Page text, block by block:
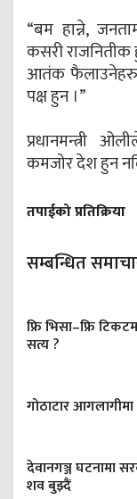
“बम हान्ने,
कसरी राजनितीक
आतंक फैलाउनेहरु
पक्ष हुन ।”
प्रधानमन्त्री
कमजोर देश हुन
तपाईको प्रतिक्रिया
सम्बन्धित
फ्रि भिसा–फ्रि
सत्य ?
गोठाटार
देवानगञ्ज घटनामा
शव बुझ्दैं